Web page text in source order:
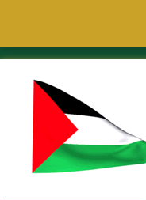
مواقع إسلامية